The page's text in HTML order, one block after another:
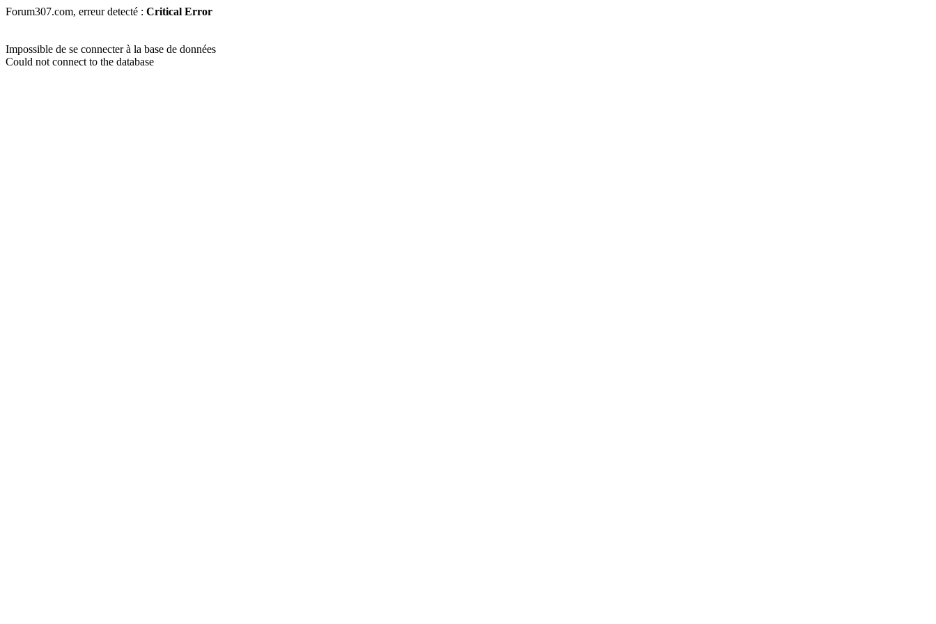
Forum307.com, erreur detecté : Critical Error
Impossible de se connecter à la base de données
Could not connect to the database